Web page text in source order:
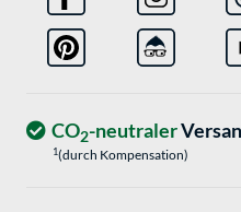
CO2-neutraler
1(durch Kompensation)